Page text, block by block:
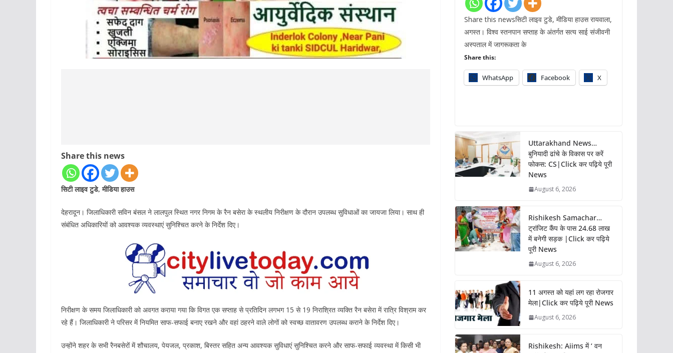
Share this news
सिटी लाइव टुडे, मीडिया हाउस
देहरादून। जिलाधिकारी सविन बंसल ने लालपुल स्थित नगर निगम के रैन बसेरा के स्थलीय निरीक्षण के दौरान उपलब्ध सुविधाओं का जायजा लिया। साथ ही
संबंधित अधिकारियों को आवश्यक व्यवस्थाएं सुनिश्चित करने के निर्देश दिए।
निरीक्षण के समय जिलाधिकारी को अवगत कराया गया कि विगत एक सप्ताह से प्रतिदिन लगभग 15 से 19 निराश्रित व्यक्ति रैन बसेरा में रात्रि विश्राम कर
रहे हैं। जिलाधिकारी ने परिसर में नियमित साफ-सफाई बनाए रखने और वहां ठहरने वाले लोगों को स्वच्छ वातावरण उपलब्ध कराने के निर्देश दिए।
उन्होंने शहर के सभी रैनबसेरों में शौचालय, पेयजल, प्रकाश, बिस्तर सहित अन्य आवश्यक सुविधाएं सुनिश्चित करने और साफ-सफाई व्यवस्था में किसी भी
Share this newsसिटी लाइव टुडे, मीडिया हाउस रायवाला,
अगस्त। विश्व स्तनपान सप्ताह के अंतर्गत सत्य साई संजीवनी
अस्पताल में जागरूकता के
Share this:
WhatsApp Facebook X
Uttarakhand News…
बुनियादी ढांचे के विकास पर करें
फोकस: CS|Click कर पढ़िये पूरी
News
August 6, 2026
Rishikesh Samachar…
ट्रांजिट कैंप के पास 24.68 लाख
में बनेगी सड़क |Click कर पढ़िये
पूरी News
August 6, 2026
11 अगस्त को यहां लग रहा रोजगार
मेला|Click कर पढ़िये पूरी News
August 6, 2026
Rishikesh: Aiims में ‘ वन